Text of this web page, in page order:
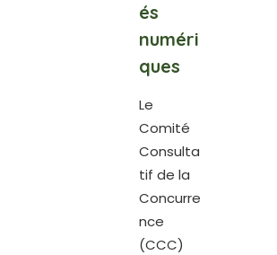
és
numéri
ques
Le
Comité
Consulta
tif de la
Concurre
nce
(CCC)